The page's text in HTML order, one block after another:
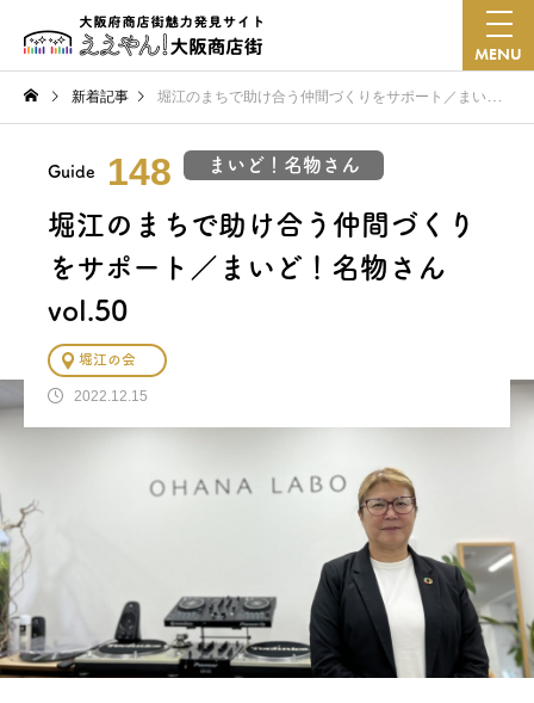
MENU
新着記事 堀江のまちで助け合う仲間づくりをサポート／まいど！名物さん vol.50
Guide 148 まいど！名物さん
堀江のまちで助け合う仲間づくり
をサポート／まいど！名物さん
vol.50
堀江の会
2022.12.15